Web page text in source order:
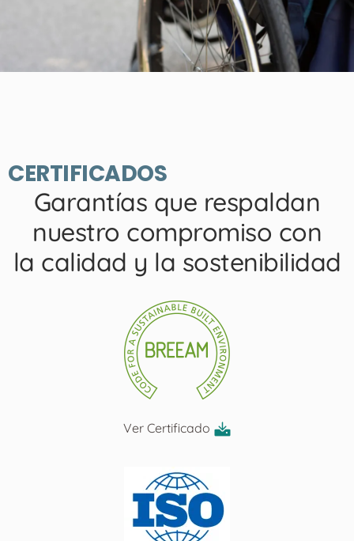
CERTIFICADOS
Garantías que respaldan
nuestro compromiso con
la calidad y la sostenibilidad
Ver Certificado